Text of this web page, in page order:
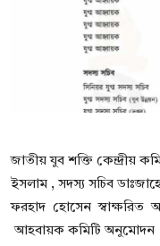
জাতীয় যুব শক্তি কেন্দ্রীয়
ইসলাম , সদস্য সচিব
ফরহাদ হোসেন স্বাক্ষরিত
আহবায়ক কমিটি অনুমোদন